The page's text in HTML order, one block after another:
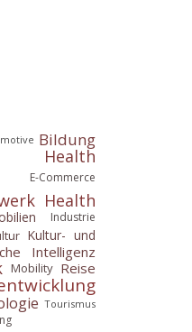
Bildung
Health
E-Commerce
Health
Industrie
Kultur- und
Intelligenz
Mobility Reise
Tourismus